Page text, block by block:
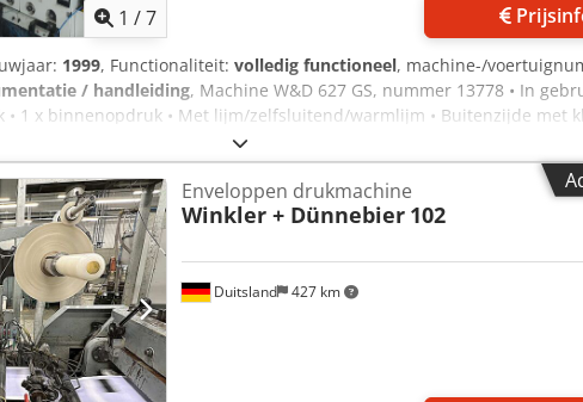
1 /7
1999, Functionaliteit: volledig functioneel, machine-/
/ handleiding, Machine W&D 627 GS, nummer 13778 • In
• 1 x binnenopdruk • Met lijm/zelfsluitend/warmlijm • Buitenzijde met
omgebouwd naar Indra Drive Bosch REXROTH door W&D • Kleinste
mm • Grootste productafmeting: 185 x 330 mm • Afvoerstek Credjzlh
500 cycli
Duitsland 427 km
Enveloppen drukmachine
Winkler + Dünnebier 102